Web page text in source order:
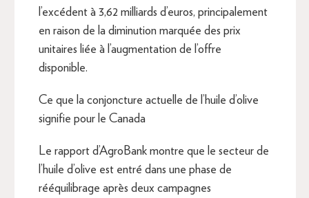
l’excédent à 3,62 milliards d’euros, principalement
en raison de la diminution marquée des prix
unitaires liée à l’augmentation de l’offre
disponible.
Ce que la conjoncture actuelle de l’huile d’olive
signifie pour le Canada
Le rapport d’AgroBank montre que le secteur de
l’huile d’olive est entré dans une phase de
rééquilibrage après deux campagnes